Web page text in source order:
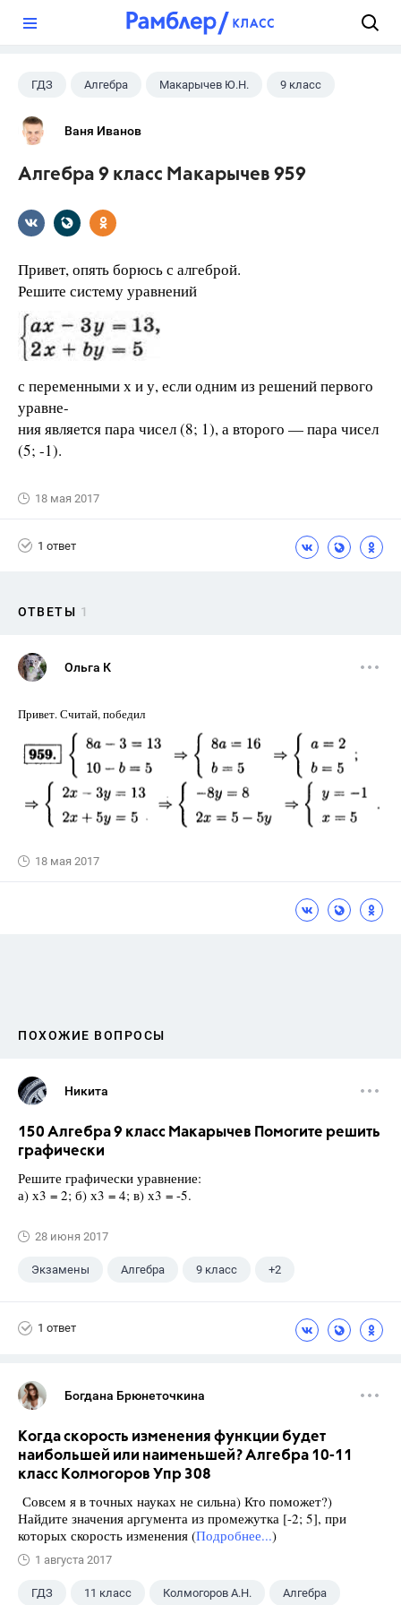
ГДЗ Алгебра Макарычев Ю.Н. 9 класс
Ваня Иванов
Алгебра 9 класс Макарычев 959
Привет, опять борюсь с алгеброй.
Решите систему уравнений
с переменными х и у, если одним из решений первого
уравне-
ния является пара чисел (8; 1), а второго — пара чисел
(5; -1).
18 мая 2017
1 ответ
ОТВЕТЫ 1
Ольга К
Привет. Считай, победил
18 мая 2017
ПОХОЖИЕ ВОПРОСЫ
Никита
150 Алгебра 9 класс Макарычев Помогите решить
графически
Решите графически уравнение:
а) х3 = 2; б) х3 = 4; в) х3 = -5.
28 июня 2017
Экзамены Алгебра 9 класс +2
1 ответ
Богдана Брюнеточкина
Когда скорость изменения функции будет
наибольшей или наименьшей? Алгебра 10-11
класс Колмогоров Упр 308
Совсем я в точных науках не сильна) Кто поможет?)
Найдите значения аргумента из промежутка [-2; 5], при
которых скорость изменения (Подробнее...)
1 августа 2017
ГДЗ 11 класс Колмогоров А.Н. Алгебра